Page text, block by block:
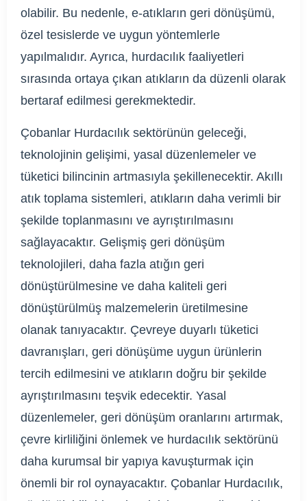
olabilir. Bu nedenle, e-atıkların geri dönüşümü,
özel tesislerde ve uygun yöntemlerle
yapılmalıdır. Ayrıca, hurdacılık faaliyetleri
sırasında ortaya çıkan atıkların da düzenli olarak
bertaraf edilmesi gerekmektedir.
Çobanlar Hurdacılık sektörünün geleceği,
teknolojinin gelişimi, yasal düzenlemeler ve
tüketici bilincinin artmasıyla şekillenecektir. Akıllı
atık toplama sistemleri, atıkların daha verimli bir
şekilde toplanmasını ve ayrıştırılmasını
sağlayacaktır. Gelişmiş geri dönüşüm
teknolojileri, daha fazla atığın geri
dönüştürülmesine ve daha kaliteli geri
dönüştürülmüş malzemelerin üretilmesine
olanak tanıyacaktır. Çevreye duyarlı tüketici
davranışları, geri dönüşüme uygun ürünlerin
tercih edilmesini ve atıkların doğru bir şekilde
ayrıştırılmasını teşvik edecektir. Yasal
düzenlemeler, geri dönüşüm oranlarını artırmak,
çevre kirliliğini önlemek ve hurdacılık sektörünü
daha kurumsal bir yapıya kavuşturmak için
önemli bir rol oynayacaktır. Çobanlar Hurdacılık,